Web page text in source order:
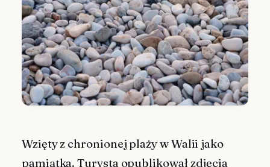
Wzięty z chronionej plaży w Walii jako
pamiątka. Turysta opublikował zdjęcia